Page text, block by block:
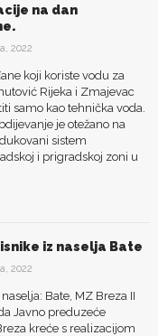
na dan
2022
koji koriste vodu za
Rijeka i Zmajevac
samo kao tehnička voda.
je otežano na
sistem
i prigradskoj zoni u
iz naselja Bate
2022
Bate, MZ Breza II
Javno preduzeće
kreće s realizacijom